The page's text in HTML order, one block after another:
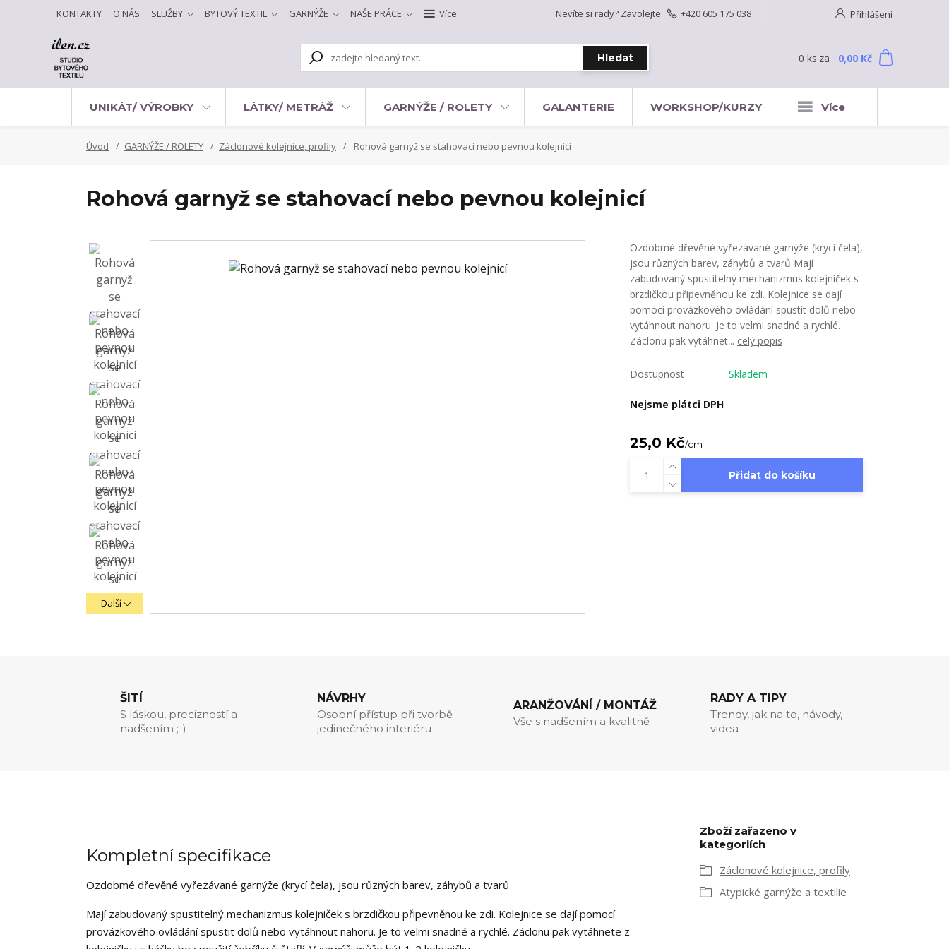
KONTAKTY O NÁS SLUŽBY BYTOVÝ TEXTIL GARNÝŽE NAŠE PRÁCE Více Přihlášení
Hledat
Nevíte si rady? Zavolejte. +420 605 175 038
0 ks za 0,00 Kč
UNIKÁT/ VÝROBKY LÁTKY/ METRÁŽ GARNÝŽE / ROLETY GALANTERIE WORKSHOP/KURZY Více
Úvod GARNÝŽE / ROLETY Záclonové kolejnice, profily Rohová garnyž se stahovací nebo pevnou kolejnicí
Rohová garnyž se stahovací nebo pevnou kolejnicí
Další
Ozdobmé dřevěné vyřezávané garnýže (krycí čela),
jsou různých barev, záhybů a tvarů Mají
zabudovaný spustitelný mechanizmus kolejniček s
brzdičkou připevněnou ke zdi. Kolejnice se dají
pomocí provázkového ovládání spustit dolů nebo
vytáhnout nahoru. Je to velmi snadné a rychlé.
Záclonu pak vytáhnet... celý popis
Dostupnost Skladem
Nejsme plátci DPH
25,0 Kč/cm
Přidat do košíku
ŠITÍ
S láskou, precizností a
nadšením ;-)
NÁVRHY
Osobní přístup při tvorbě
jedinečného interiéru
ARANŽOVÁNÍ / MONTÁŽ
Vše s nadšením a kvalitně
RADY A TIPY
Trendy, jak na to, návody,
videa
Kompletní specifikace
Ozdobmé dřevěné vyřezávané garnýže (krycí čela), jsou různých barev, záhybů a tvarů
Mají zabudovaný spustitelný mechanizmus kolejniček s brzdičkou připevněnou ke zdi. Kolejnice se dají pomocí
provázkového ovládání spustit dolů nebo vytáhnout nahoru. Je to velmi snadné a rychlé. Záclonu pak vytáhnete z
Zboží zařazeno v
kategoriích
Záclonové kolejnice, profily
Atypické garnýže a textilie